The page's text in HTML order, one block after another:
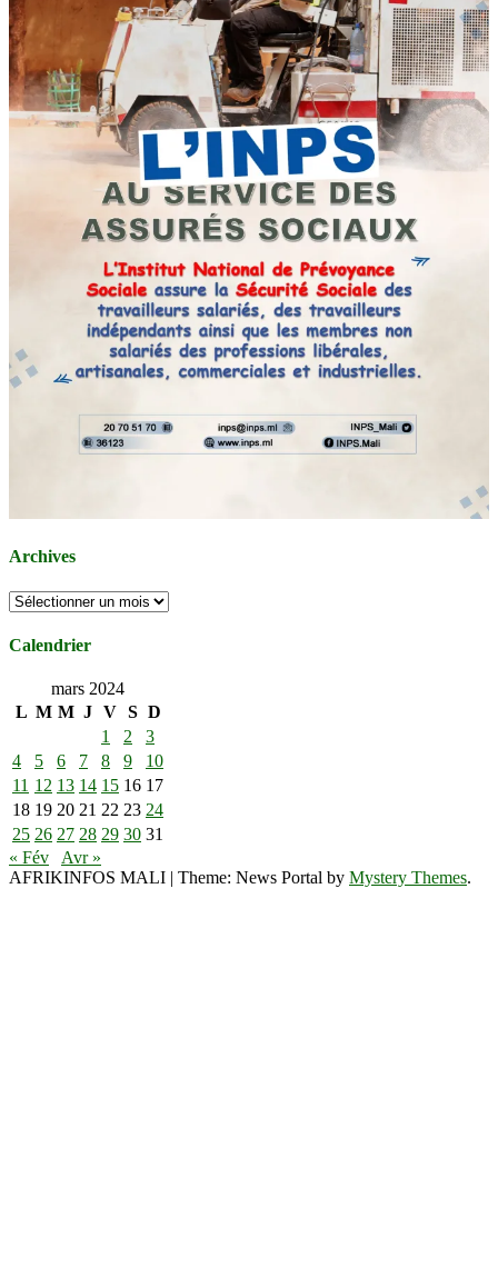
Archives
Archives
Calendrier
mars 2024
L M M J V S D
1
2
3
4
5 6 7 8 9
10
11 12 13 14 15 16 17
18 19 20 21 22 23 24
25 26 27 28 29 30 31
« Fév
Avr »
AFRIKINFOS MALI | Theme: News Portal by Mystery Themes.